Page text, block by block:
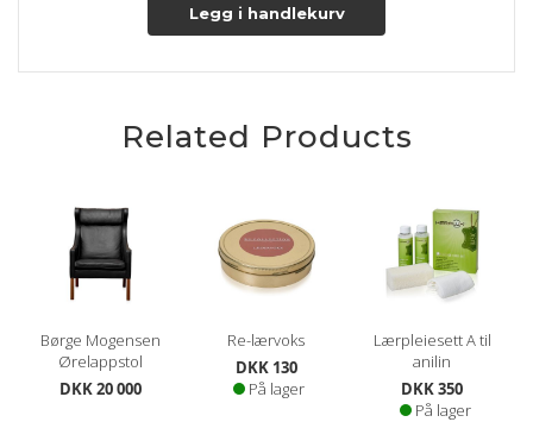
Legg i handlekurv
Related Products
Børge Mogensen
Ørelappstol
DKK 20 000
Re-lærvoks
DKK 130
På lager
Lærpleiesett A til
anilin
DKK 350
På lager